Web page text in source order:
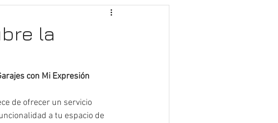
la
con Mi Expresión
de ofrecer un servicio
a tu espacio de